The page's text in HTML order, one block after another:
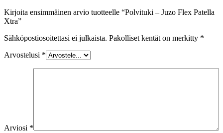
Kirjoita ensimmäinen arvio tuotteelle “Polvituki – Juzo Flex Patella
Xtra”
Sähköpostiosoitettasi ei julkaista. Pakolliset kentät on merkitty *
Arvostelusi *
Arviosi *